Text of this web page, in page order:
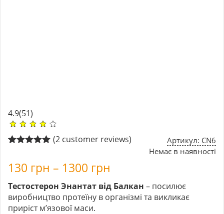
4.9(51)
Артикул: CN6
Немає в наявності
based on
customer
ratings
(2 customer reviews)
130 грн – 1300 грн
Тестостерон Энантат від Балкан – посилює
виробництво протеїну в організмі та викликає
приріст м’язової маси.